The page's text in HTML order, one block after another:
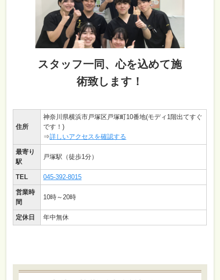
スタッフ一同、心を込めて施
術致します！
住所
神奈川県横浜市戸塚区戸塚町10番地(モディ1階出てすぐ
です！)
⇒詳しいアクセスを確認する
最寄り
駅
戸塚駅（徒歩1分）
TEL 045-392-8015
営業時
間
10時～20時
定休日 年中無休